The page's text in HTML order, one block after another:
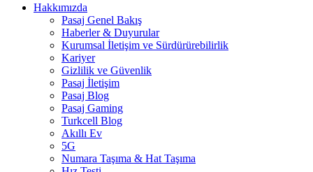
Hakkımızda
Pasaj Genel Bakış
Haberler & Duyurular
Kurumsal İletişim ve Sürdürürebilirlik
Kariyer
Gizlilik ve Güvenlik
Pasaj İletişim
Pasaj Blog
Pasaj Gaming
Turkcell Blog
Akıllı Ev
5G
Numara Taşıma & Hat Taşıma